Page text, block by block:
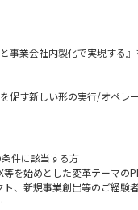
事業会社内製化で実現する
促す新しい形の実行/オペレ
“伴走支援”とは異なり、ク
ルティング”と銘打ちなが
ントの自走化を目的とし、
」をキーワードに、働きやす
件に該当する方
等を始めとした変革テーマの
ト、新規事業創出等のご経験